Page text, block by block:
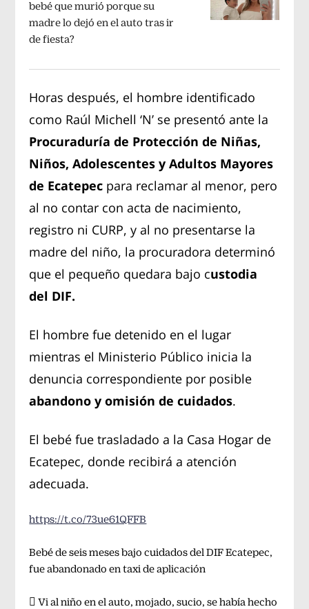
bebé que murió porque su
madre lo dejó en el auto tras ir
de fiesta?
Horas después, el hombre identificado
como Raúl Michell ‘N’ se presentó ante la
Procuraduría de Protección de Niñas,
Niños, Adolescentes y Adultos Mayores
de Ecatepec para reclamar al menor, pero
al no contar con acta de nacimiento,
registro ni CURP, y al no presentarse la
madre del niño, la procuradora determinó
que el pequeño quedara bajo custodia
del DIF.
El hombre fue detenido en el lugar
mientras el Ministerio Público inicia la
denuncia correspondiente por posible
abandono y omisión de cuidados.
El bebé fue trasladado a la Casa Hogar de
Ecatepec, donde recibirá a atención
adecuada.
https://t.co/73ue61QFFB
Bebé de seis meses bajo cuidados del DIF Ecatepec,
fue abandonado en taxi de aplicación
 Vi al niño en el auto, mojado, sucio, se había hecho